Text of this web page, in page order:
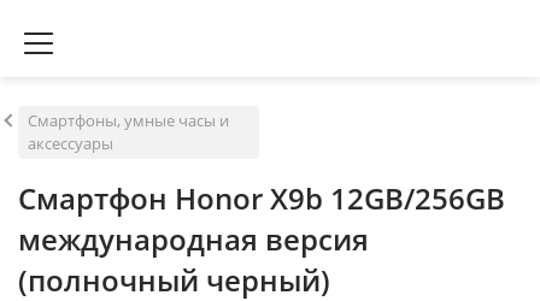
Смартфоны, умные часы и
аксессуары
Смартфон Honor X9b 12GB/256GB
международная версия
(полночный черный)